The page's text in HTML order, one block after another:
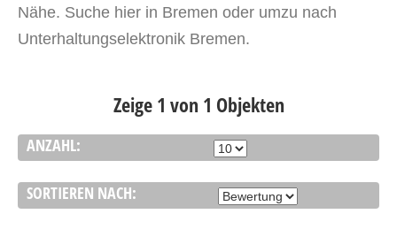
Nähe. Suche hier in Bremen oder umzu nach
Unterhaltungselektronik Bremen.
Zeige 1 von 1 Objekten
ANZAHL:
SORTIEREN NACH: